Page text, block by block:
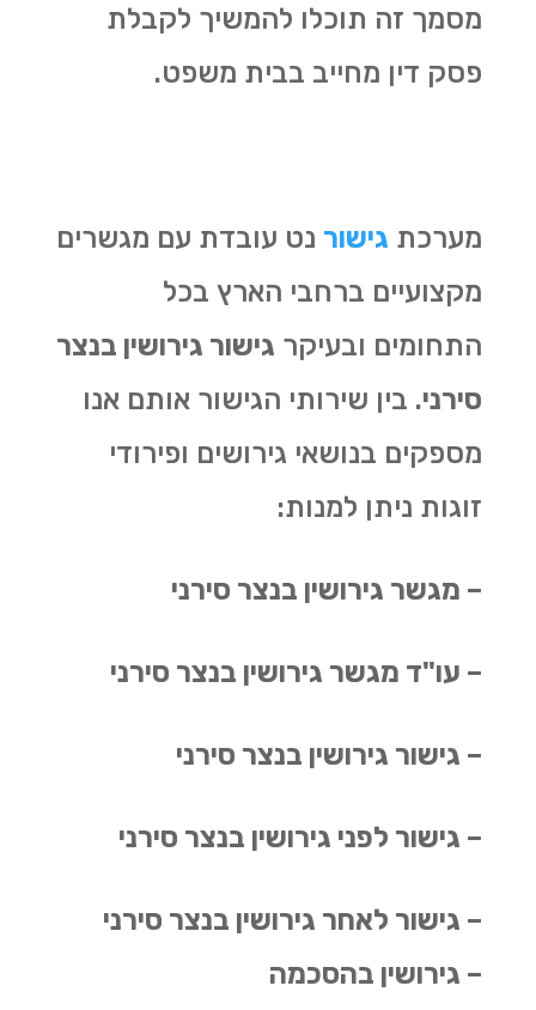
מסמך זה תוכלו להמשיך לקבלת
פסק דין מחייב בבית משפט.
מערכת גישור נט עובדת עם מגשרים
מקצועיים ברחבי הארץ בכל
התחומים ובעיקר גישור גירושין בנצר
סירני. בין שירותי הגישור אותם אנו
מספקים בנושאי גירושים ופירודי
זוגות ניתן למנות:
– מגשר גירושין בנצר סירני
– עו"ד מגשר גירושין בנצר סירני
– גישור גירושין בנצר סירני
– גישור לפני גירושין בנצר סירני
– גישור לאחר גירושין בנצר סירני
– גירושין בהסכמה